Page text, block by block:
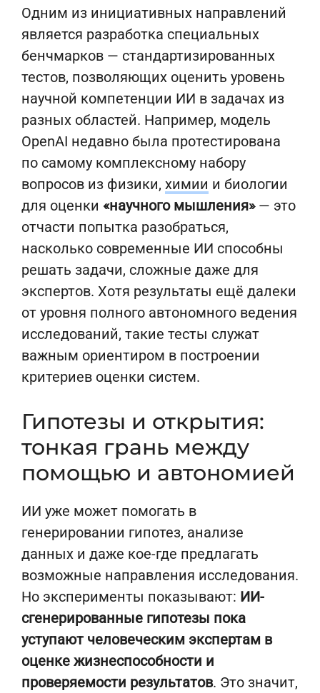
Одним из инициативных направлений
является разработка специальных
бенчмарков — стандартизированных
тестов, позволяющих оценить уровень
научной компетенции ИИ в задачах из
разных областей. Например, модель
OpenAI недавно была протестирована
по самому комплексному набору
вопросов из физики, химии и биологии
для оценки «научного мышления»— это
отчасти попытка разобраться,
насколько современные ИИ способны
решать задачи, сложные даже для
экспертов. Хотя результаты ещё далеки
от уровня полного автономного ведения
исследований, такие тесты служат
важным ориентиром в построении
критериев оценки систем.
Гипотезы и открытия:
тонкая грань между
помощью и автономией
ИИ уже может помогать в
генерировании гипотез, анализе
данных и даже кое-где предлагать
возможные направления исследования.
Но эксперименты показывают: ИИ-
сгенерированные гипотезы пока
уступают человеческим экспертам в
оценке жизнеспособности и
проверяемости результатов. Это значит,